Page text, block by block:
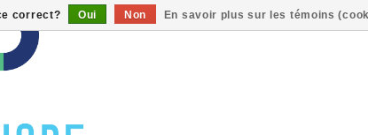
correct? Oui Non En savoir plus sur les témoins